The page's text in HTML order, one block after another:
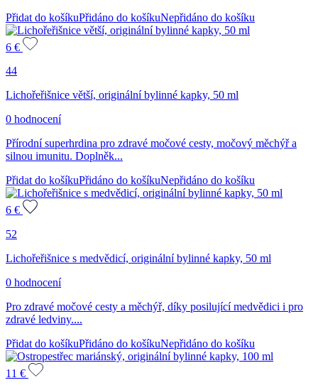
Přidat do košíkuPřidáno do košíkuNepřidáno do košíku
6 €
44
Lichořeřišnice větší, originální bylinné kapky, 50 ml
0 hodnocení
Přírodní superhrdina pro zdravé močové cesty, močový měchýř a
silnou imunitu. Doplněk...
Přidat do košíkuPřidáno do košíkuNepřidáno do košíku
6 €
52
Lichořeřišnice s medvědicí, originální bylinné kapky, 50 ml
0 hodnocení
Pro zdravé močové cesty a měchýř, díky posilující medvědici i pro
zdravé ledviny....
Přidat do košíkuPřidáno do košíkuNepřidáno do košíku
11 €